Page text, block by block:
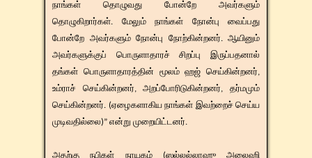
நாங்கள் தொழுவது போன்றே அவர்களும்
தொழுகிறார்கள். மேலும் நாங்கள் நோன்பு வைப்பது
போன்றே அவர்களும் நோன்பு நோற்கின்றனர். ஆயினும்
அவர்களுக்குப் பொருளாதாரச் சிறப்பு இருப்பதனால்
தங்கள் பொருளாதாரத்தின் மூலம் ஹஜ் செய்கின்றனர்,
உம்ராச் செய்கின்றனர், அறப்போரிடுகின்றனர், தர்மமும்
செய்கின்றனர். (ஏழைகளாகிய நாங்கள் இவற்றைச் செய்ய
முடிவதில்லை)” என்று முறையிட்டனர்.
அதற்கு நபிகள் நாயகம் (ஸல்லல்லாஹு அலைஹி